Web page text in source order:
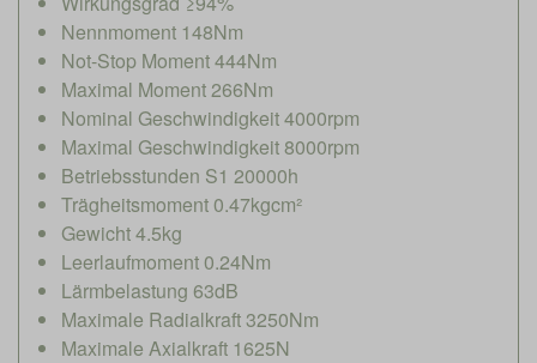
Nennmoment 148Nm
Not-Stop Moment 444Nm
Maximal Moment 266Nm
Nominal Geschwindigkeit 4000rpm
Maximal Geschwindigkeit 8000rpm
Betriebsstunden S1 20000h
Trägheitsmoment 0.47kgcm²
Gewicht 4.5kg
Leerlaufmoment 0.24Nm
Lärmbelastung 63dB
Maximale Radialkraft 3250Nm
Maximale Axialkraft 1625N